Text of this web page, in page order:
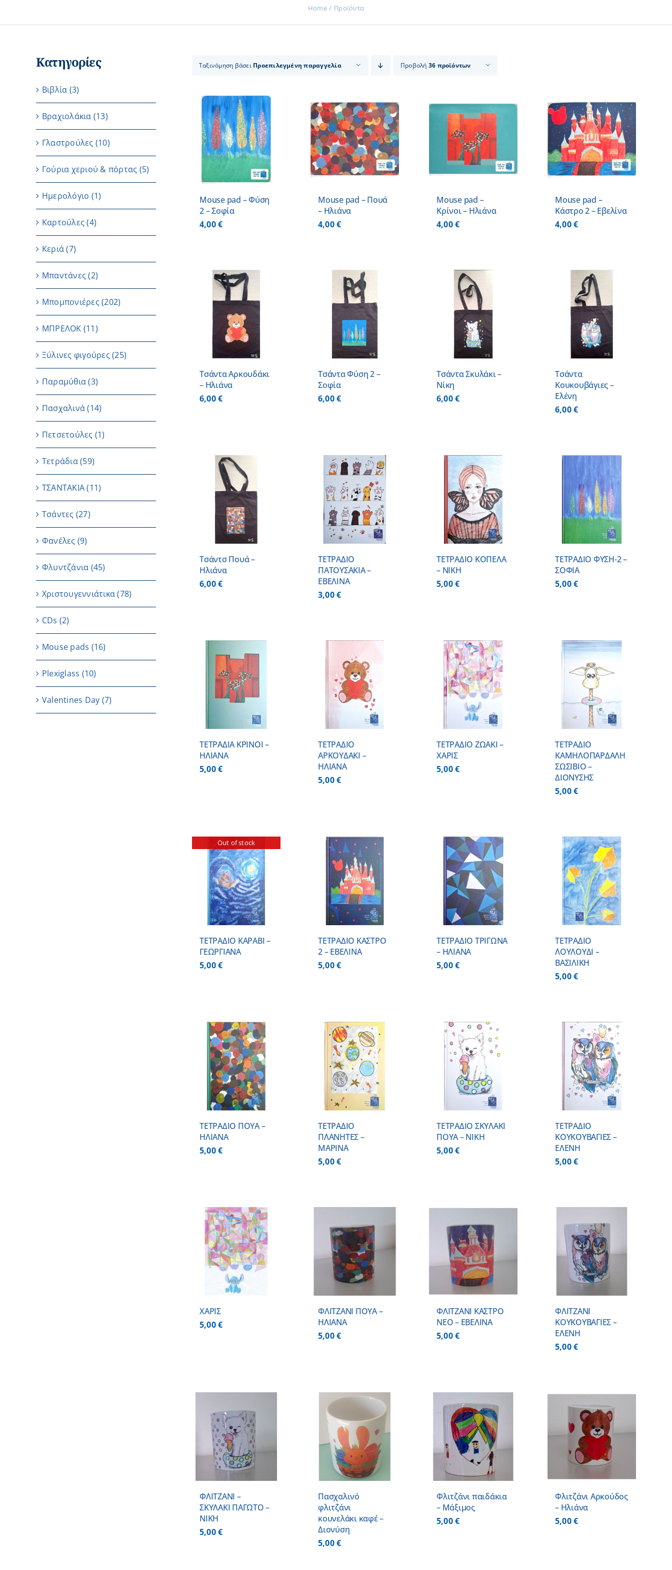
Home Προϊόντα
Ταξινόμηση βάσει Προεπιλεγμένη παραγγελία Προβολή 36 προϊόντων
ΠΡΟΣΘΗΚΗ ΣΤΟ
Mouse pad – Φύση
2 – Σοφία
4,00€
ΠΡΟΣΘΗΚΗ ΣΤΟ
ΚΑΛΑΘΙ
ΛΕΠΤΟΜΕΡΕΙΕΣ
Mouse pad – Πουά
– Ηλιάνα
4,00€
ΠΡΟΣΘΗΚΗ ΣΤΟ
ΚΑΛΑΘΙ
/
ΛΕΠΤΟΜΕΡΕΙΕΣ
Mouse pad –
Κρίνοι – Ηλιάνα
4,00€
ΠΡΟΣΘΗΚΗ ΣΤΟ
ΚΑΛΑΘΙ
ΛΕΠΤΟΜΕΡΕΙΕΣ
Mouse pad –
Κάστρο 2 – Εβελίνα
4,00€
ΚΑΛΑΘΙ
Τσάντα Αρκουδάκι
– Ηλιάνα
6,00€
ΠΡΟΣΘΗΚΗ ΣΤΟ
ΚΑΛΑΘΙ
ΛΕΠΤΟΜΕΡΕΙΕΣ
Τσάντα Φύση 2 –
Σοφία
6,00€
ΠΡΟΣΘΗΚΗ ΣΤΟ
ΚΑΛΑΘΙ
ΛΕΠΤΟΜΕΡΕΙΕΣ
Τσάντα Σκυλάκι –
Νίκη
6,00€
ΠΡΟΣΘΗΚΗ ΣΤΟ
ΚΑΛΑΘΙ
ΛΕΠΤΟΜΕΡΕΙΕΣ
Τσάντα
Κουκουβάγιες –
Ελένη
6,00€
ΚΑΛΑΘΙ
Τσάντσ Πουά –
Ηλιάνα
6,00€
ΠΡΟΣΘΗΚΗ ΣΤΟ
ΚΑΛΑΘΙ
ΛΕΠΤΟΜΕΡΕΙΕΣ
ΤΕΤΡΑΔΙΟ
ΠΑΤΟΥΣΑΚΙΑ –
ΕΒΕΛΙΝΑ
3,00€
ΠΡΟΣΘΗΚΗ ΣΤΟ
ΚΑΛΑΘΙ
ΛΕΠΤΟΜΕΡΕΙΕΣ
ΤΕΤΡΑΔΙΟ ΚΟΠΕΛΑ
– ΝΙΚΗ
5,00€
ΠΡΟΣΘΗΚΗ ΣΤΟ
ΚΑΛΑΘΙ
ΛΕΠΤΟΜΕΡΕΙΕΣ
ΤΕΤΡΑΔΙΟ ΦΥΣΗ-2 –
ΣΟΦΙΑ
5,00€
ΚΑΛΑΘΙ
ΤΕΤΡΑΔΙΑ ΚΡΙΝΟΙ –
ΗΛΙΑΝΑ
5,00€
ΠΡΟΣΘΗΚΗ ΣΤΟ
ΛΕΠΤΟΜΕΡΕΙΕΣ
ΤΕΤΡΑΔΙΟ
ΑΡΚΟΥΔΑΚΙ –
ΗΛΙΑΝΑ
5,00€
ΠΡΟΣΘΗΚΗ ΣΤΟ
ΚΑΛΑΘΙ
ΛΕΠΤΟΜΕΡΕΙΕΣ
ΤΕΤΡΑΔΙΟ ΖΩΑΚΙ –
ΧΑΡΙΣ
5,00€
ΠΡΟΣΘΗΚΗ ΣΤΟ
ΚΑΛΑΘΙ
ΛΕΠΤΟΜΕΡΕΙΕΣ
ΤΕΤΡΑΔΙΟ
ΚΑΜΗΛΟΠΑΡΔΑΛΗ
ΣΩΣΙΒΙΟ –
ΔΙΟΝΥΣΗΣ
5,00€
Out of stock
ΤΕΤΡΑΔΙΟ ΚΑΡΑΒΙ –
ΓΕΩΡΓΙΑΝΑ
5,00€
ΠΡΟΣΘΗΚΗ ΣΤΟ
ΚΑΛΑΘΙ
ΛΕΠΤΟΜΕΡΕΙΕΣ
ΤΕΤΡΑΔΙΟ ΚΑΣΤΡΟ
2 – ΕΒΕΛΙΝΑ
5,00€
ΠΡΟΣΘΗΚΗ ΣΤΟ
ΚΑΛΑΘΙ
ΛΕΠΤΟΜΕΡΕΙΕΣ
ΤΕΤΡΑΔΙΟ ΤΡΙΓΩΝΑ
– ΗΛΙΑΝΑ
5,00€
ΠΡΟΣΘΗΚΗ ΣΤΟ
ΚΑΛΑΘΙ
ΛΕΠΤΟΜΕΡΕΙΕΣ
ΤΕΤΡΑΔΙΟ
ΛΟΥΛΟΥΔΙ –
ΒΑΣΙΛΙΚΗ
5,00€
ΤΕΤΡΑΔΙΟ ΠΟΥΑ –
ΗΛΙΑΝΑ
5,00€
ΠΡΟΣΘΗΚΗ ΣΤΟ
ΚΑΛΑΘΙ
ΛΕΠΤΟΜΕΡΕΙΕΣ
ΤΕΤΡΑΔΙΟ
ΠΛΑΝΗΤΕΣ –
ΜΑΡΙΝΑ
5,00€
ΠΡΟΣΘΗΚΗ ΣΤΟ
ΚΑΛΑΘΙ
ΛΕΠΤΟΜΕΡΕΙΕΣ
ΤΕΤΡΑΔΙΟ ΣΚΥΛΑΚΙ
ΠΟΥΑ – ΝΙΚΗ
5,00€
ΠΡΟΣΘΗΚΗ ΣΤΟ
ΚΑΛΑΘΙ
ΛΕΠΤΟΜΕΡΕΙΕΣ
ΤΕΤΡΑΔΙΟ
ΚΟΥΚΟΥΒΑΓΙΕΣ –
ΕΛΕΝΗ
5,00€
ΧΑΡΙΣ
5,00€
ΠΡΟΣΘΗΚΗ ΣΤΟ
ΚΑΛΑΘΙ
ΛΕΠΤΟΜΕΡΕΙΕΣ
ΦΛΙΤΖΑΝΙ ΠΟΥΑ –
ΗΛΙΑΝΑ
5,00€
ΠΡΟΣΘΗΚΗ ΣΤΟ
ΚΑΛΑΘΙ
ΛΕΠΤΟΜΕΡΕΙΕΣ
ΦΛΙΤΖΑΝΙ ΚΑΣΤΡΟ
ΝΕΟ – ΕΒΕΛΙΝΑ
5,00€
ΠΡΟΣΘΗΚΗ ΣΤΟ
ΚΑΛΑΘΙ
ΛΕΠΤΟΜΕΡΕΙΕΣ
ΦΛΙΤΖΑΝΙ
ΚΟΥΚΟΥΒΑΓΙΕΣ –
ΕΛΕΝΗ
5,00€
ΦΛΙΤΖΑΝΙ –
ΣΚΥΛΑΚΙ ΠΑΓΩΤΟ –
ΝΙΚΗ
5,00€
ΠΡΟΣΘΗΚΗ ΣΤΟ
ΚΑΛΑΘΙ
ΛΕΠΤΟΜΕΡΕΙΕΣ
Πασχαλινό
φλιτζάνι
κουνελάκι καφέ –
Διονύση
5,00€
ΠΡΟΣΘΗΚΗ ΣΤΟ
ΚΑΛΑΘΙ
ΛΕΠΤΟΜΕΡΕΙΕΣ
Φλιτζάνι παιδάκια
– Μάξιμος
5,00€
ΠΡΟΣΘΗΚΗ ΣΤΟ
ΚΑΛΑΘΙ
ΛΕΠΤΟΜΕΡΕΙΕΣ
Φλιτζάνι Αρκούδος
– Ηλιάνα
5,00€
Κατηγορίες
Βιβλία (3)
Βραχιολάκια (13)
Γλαστρούλες (10)
Γούρια χεριού & πόρτας (5)
Ημερολόγιο (1)
Καρτούλες (4)
Κεριά (7)
Μπαντάνες (2)
Μπομπονιέρες(202)
ΜΠΡΕΛΟΚ (11)
Ξύλινες φιγούρες(25)
Παραμύθια (3)
Πασχαλινά (14)
Πετσετούλες (1)
Τετράδια(59)
ΤΣΑΝΤΑΚΙΑ (11)
Τσάντες (27)
Φανέλες (9)
Φλυντζάνια (45)
Χριστουγεννιάτικα(78)
CDs (2)
Μouse pads (16)
Plexiglass (10)
Valentines Day (7)